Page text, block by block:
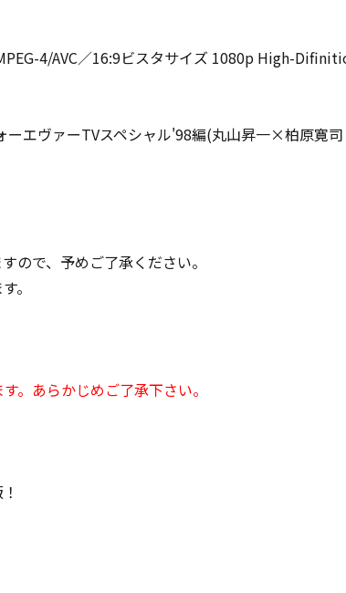
4/AVC／16:9ビスタサイズ 1080p High-
ーエヴァーTVスペシャル'98編(丸山昇一×柏原寛
ので、予めご了承ください。
。
。あらかじめご了承下さい。